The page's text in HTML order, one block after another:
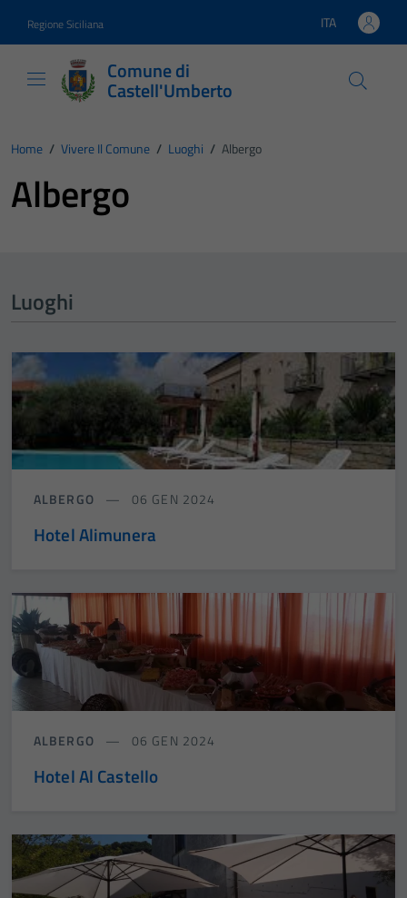
Regione Siciliana Lingua attiva:
ITA
Comune di
Castell'Umberto
Home / Vivere Il Comune / Luoghi / Albergo
Albergo
Luoghi
ALBERGO 06 GEN 2024
Hotel Alimunera
ALBERGO 06 GEN 2024
Hotel Al Castello